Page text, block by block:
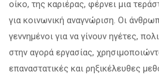
οίκο, της καριέρας, φέρνει μια
για κοινωνική αναγνώριση. Οι
γεννημένοι για να γίνουν ηγέτες,
στην αγορά εργασίας,
επαναστατικές και ρηξικέλευθες